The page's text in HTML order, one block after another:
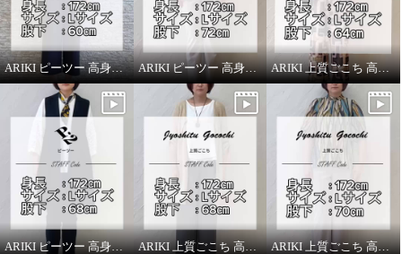
ARIKI ピーツー 高身長スタッフがはいてみました！ ARIKI ピーツー 高身長スタッフがはいてみました！ ARIKI 上質ごこち 高身長スタッフがはいてみました！
ARIKI ピーツー 高身長スタッフがはいてみました！ ARIKI 上質ごこち 高身長スタッフがはいてみました！ ARIKI 上質ごこち 高身長スタッフがはいてみました！